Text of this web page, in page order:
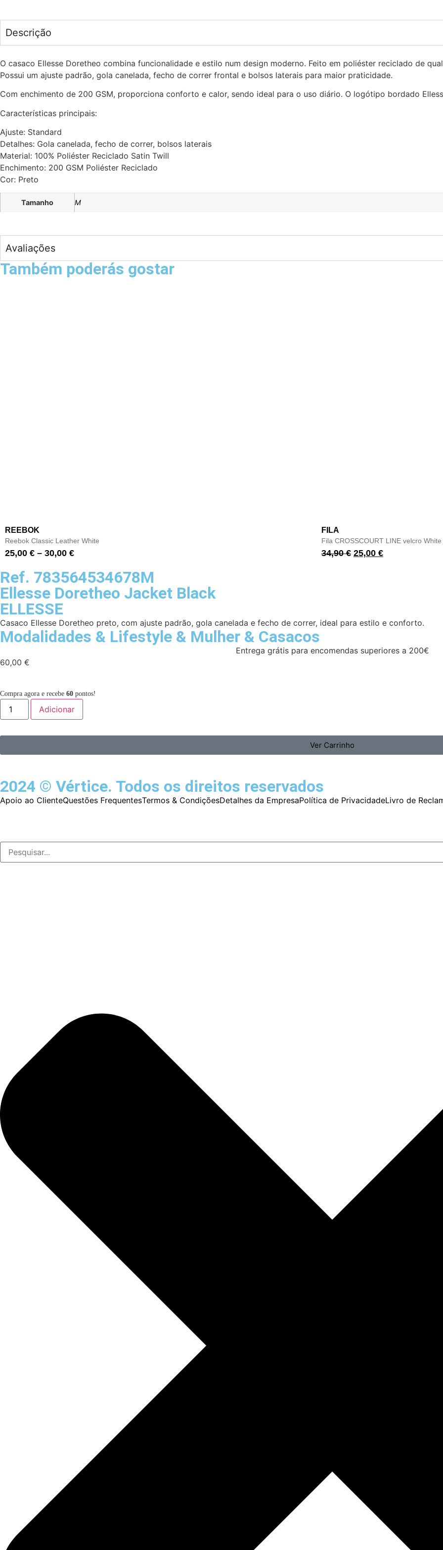
Descrição
O casaco Ellesse Doretheo combina funcionalidade e estilo num design moderno. Feito em poliéster reciclado de
Possui um ajuste padrão, gola canelada, fecho de correr frontal e bolsos laterais para maior praticidade.
Com enchimento de 200 GSM, proporciona conforto e calor, sendo ideal para o uso diário. O logótipo bordado
Características principais:
Ajuste: Standard
Detalhes: Gola canelada, fecho de correr, bolsos laterais
Material: 100% Poliéster Reciclado Satin Twill
Enchimento: 200 GSM Poliéster Reciclado
Cor: Preto
Tamanho M
Avaliações
Também poderás gostar
REEBOK
Reebok Classic Leather White
25,00 € – 30,00 €
FILA
Fila CROSSCOURT LINE velcro White
34,90€ 25,00 €
Ref. 783564534678M
Ellesse Doretheo Jacket Black
ELLESSE
Casaco Ellesse Doretheo preto, com ajuste padrão, gola canelada e fecho de correr, ideal para estilo e conforto.
Modalidades & Lifestyle & Mulher & Casacos
Entrega grátis para encomendas superiores a 200€
60,00 €
Compra agora e recebe 60 pontos!
Adicionar
Ver Carrinho
2024 © Vértice. Todos os direitos reservados
Apoio ao ClienteQuestões FrequentesTermos & CondiçõesDetalhes da EmpresaPolítica de PrivacidadeLivro de